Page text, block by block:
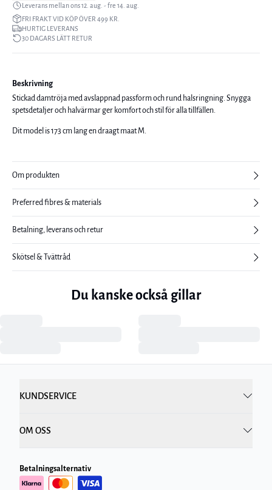
Leverans mellan ons 12. aug. - fre 14. aug.
FRI FRAKT VID KÖP ÖVER 499 KR.
HURTIG LEVERANS
30 DAGARS LÄTT RETUR
Beskrivning
Stickad damtröja med avslappnad passform och rund halsringning. Snygga
spetsdetaljer och halvärmar ger komfort och stil för alla tillfällen.
Dit model is 173 cm lang en draagt maat M.
Om produkten
Preferred fibres & materials
Betalning, leverans och retur
Skötsel & Tvättråd
Du kanske också gillar
KUNDSERVICE
OM OSS
Betalningsalternativ